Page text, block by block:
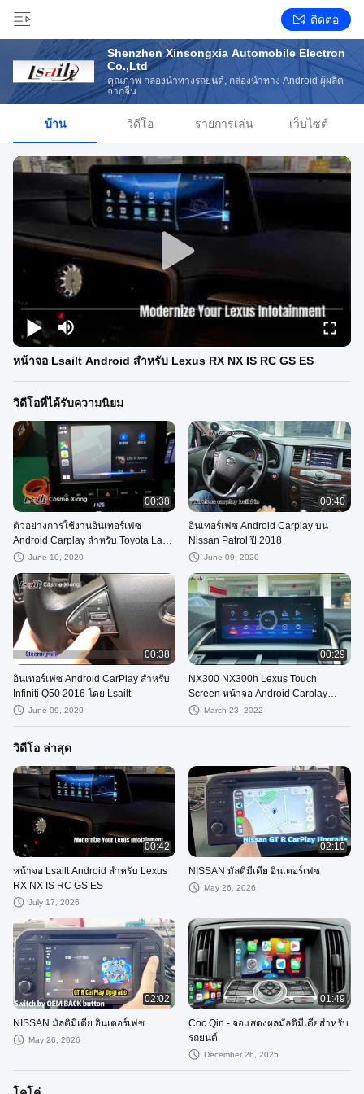
ติดต่อ
Shenzhen Xinsongxia Automobile Electron
Co.,Ltd
คุณภาพ กล่องนำทางรถยนต์, กล่องนำทาง Android ผู้ผลิต
จากจีน
บ้าน วิดีโอ รายการเล่น เว็บไซต์
หน้าจอ Lsailt Android สำหรับ Lexus RX NX IS RC GS ES
วิดีโอที่ได้รับความนิยม
00:38
ตัวอย่างการใช้งานอินเทอร์เฟซ
Android Carplay สำหรับ Toyota Land
Cruiser LC200
June 10, 2020
00:40
อินเทอร์เฟซ Android Carplay บน
Nissan Patrol ปี 2018
June 09, 2020
00:38
อินเทอร์เฟซ Android CarPlay สำหรับ
Infiniti Q50 2016 โดย Lsailt
June 09, 2020
00:29
NX300 NX300h Lexus Touch
Screen หน้าจอ Android Carplay
ขนาด 10.25 นิ้ว
March 23, 2022
วิดีโอ ล่าสุด
00:42
หน้าจอ Lsailt Android สำหรับ Lexus
RX NX IS RC GS ES
July 17, 2026
02:10
NISSAN มัลติมีเดีย อินเตอร์เฟซ
May 26, 2026
02:02
NISSAN มัลติมีเดีย อินเตอร์เฟซ
May 26, 2026
01:49
Coc Qin - จอแสดงผลมัลติมีเดียสำหรับ
รถยนต์
December 26, 2025